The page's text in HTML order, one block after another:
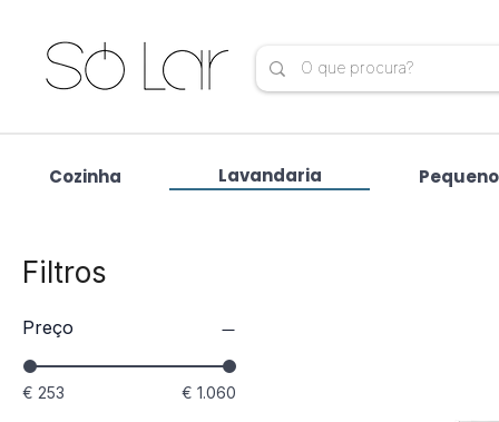
Cozinha Lavandaria
Filtros
Preço
€ 253 € 1.060